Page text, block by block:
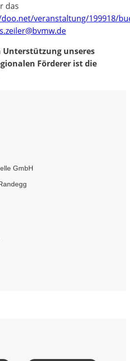
das
veranstaltung/199918/
unseres
Förderer ist die
GmbH